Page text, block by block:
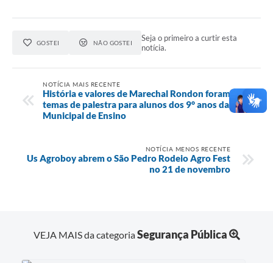
GOSTEI NÃO GOSTEI
Seja o primeiro a curtir esta
notícia.
NOTÍCIA MAIS RECENTE
História e valores de Marechal Rondon foram
temas de palestra para alunos dos 9° anos da Rede
Municipal de Ensino
NOTÍCIA MENOS RECENTE
Us Agroboy abrem o São Pedro Rodeio Agro Fest
no 21 de novembro
VEJA MAIS da categoriaSegurança Pública